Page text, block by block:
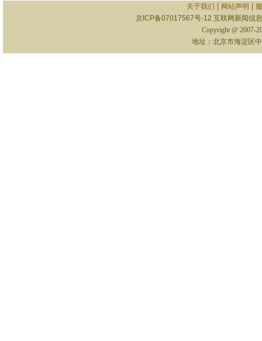
关于我们 网站声明
京ICP备07017567号-12 互联网新闻信
Copyright @ 2007-
地址：北京市海淀区